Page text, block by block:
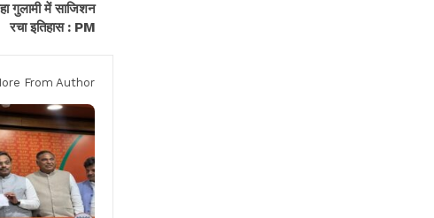
गुलामी में साजिशन
रचा इतिहास : PM
From Author